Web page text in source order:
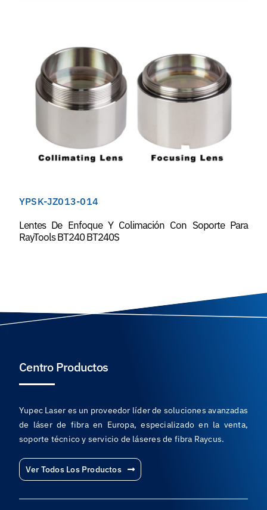
YPSK-JZ013-014
Lentes De Enfoque Y Colimación Con Soporte Para
RayTools BT240 BT240S
Centro Productos
Yupec Laser es un proveedor líder de soluciones avanzadas
de láser de fibra en Europa, especializado en la venta,
soporte técnico y servicio de láseres de fibra Raycus.
Ver Todos Los Productos